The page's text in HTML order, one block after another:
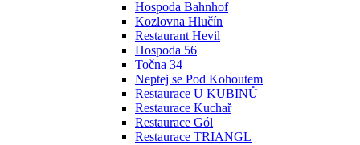
Hospoda Bahnhof
Kozlovna Hlučín
Restaurant Hevil
Hospoda 56
Točna 34
Neptej se Pod Kohoutem
Restaurace U KUBINŮ
Restaurace Kuchař
Restaurace Gól
Restaurace TRIANGL